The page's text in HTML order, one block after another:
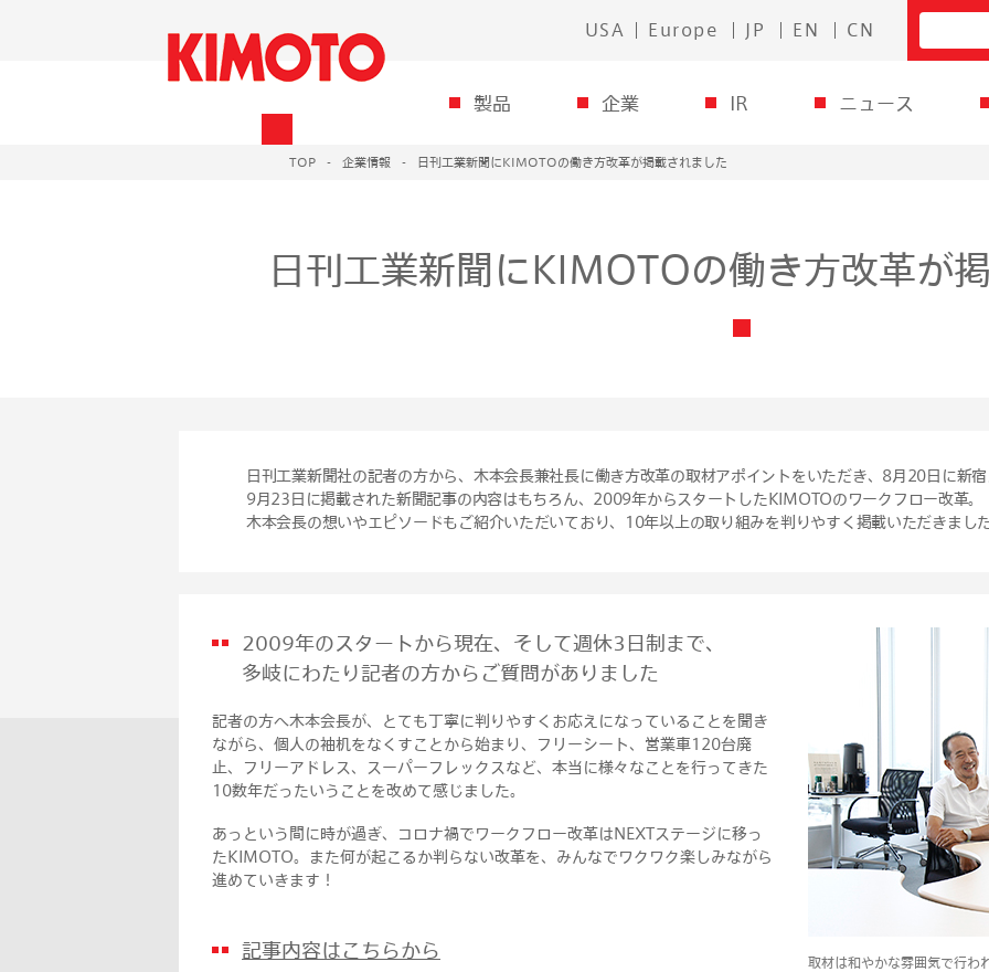
USA Europe JP EN CN
製品 企業 IR ニュース
TOP 企業情報 日刊工業新聞にKIMOTOの働き方改革が掲載されました
日刊工業新聞にKIMOTOの働き方改革が
日刊工業新聞社の記者の方から、木本会長兼社長に働き方改革の取材アポイントをいただき、8月20日に新宿
9月23日に掲載された新聞記事の内容はもちろん、2009年からスタートしたKIMOTOのワークフロー改革。
木本会長の想いやエピソードもご紹介いただいており、10年以上の取り組みを判りやすく掲載いただきました
取材は和やかな雰囲気で行わ
2009年のスタートから現在、そして週休3日制まで、
多岐にわたり記者の方からご質問がありました
記者の方へ木本会長が、とても丁寧に判りやすくお応えになっていることを聞き
ながら、個人の袖机をなくすことから始まり、フリーシート、営業車120台廃
止、フリーアドレス、スーパーフレックスなど、本当に様々なことを行ってきた
10数年だったいうことを改めて感じました。
あっという間に時が過ぎ、コロナ禍でワークフロー改革はNEXTステージに移っ
たKIMOTO。また何が起こるか判らない改革を、みんなでワクワク楽しみながら
進めていきます！
記事内容はこちらから